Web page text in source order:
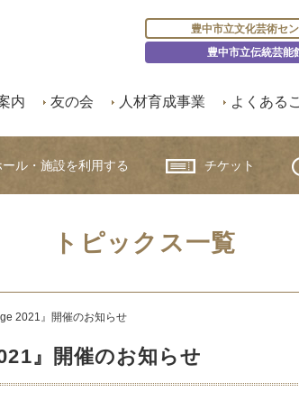
豊中市立文化芸術セ
豊中市立伝統芸能
内 友の会 人材育成事業 よくある
ール・施設を利用する チケット
トピックス一覧
2021』開催のお知らせ
』開催のお知らせ